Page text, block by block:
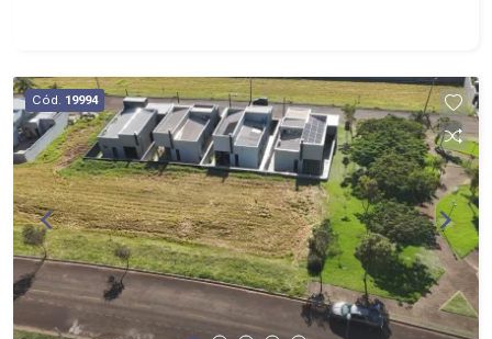
Ribeirão Imóveis - sede na Av. Professor João
Fiusa;
Cód. 19994